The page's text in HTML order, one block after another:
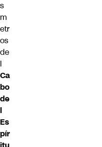
s
m
etr
os
de
l
Ca
bo
de
l
Es
pír